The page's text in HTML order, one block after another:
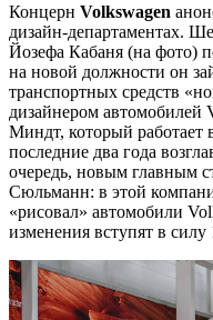
Концерн Volkswagen
дизайн-департаментах.
Йозефа Кабаня (на фото)
на новой должности он
транспортных средств
дизайнером автомобилей
Миндт, который работает
последние два года
очередь, новым главным
Сюльманн: в этой
«рисовал» автомобили
изменения вступят в силу